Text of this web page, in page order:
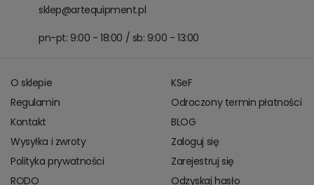
sklep@artequipment.pl
pn-pt: 9:00 - 18:00 / sb: 9:00 - 13:00
O sklepie
Regulamin
Kontakt
Wysyłka i zwroty
Polityka prywatności
RODO
KSeF
Odroczony termin płatności
BLOG
Zaloguj się
Zarejestruj się
Odzyskaj hasło